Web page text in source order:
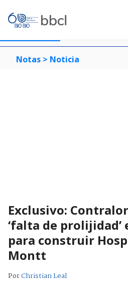
Notas > Noticia
Exclusivo:
‘falta de
para construir
Montt
PorChristian Leal